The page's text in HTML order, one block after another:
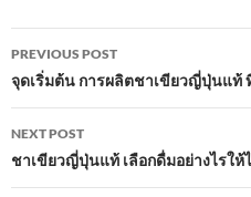
o
o
k
A
p
p
Post
navigation
PREVIOUS POST
จุดเริ่มต้น การผลิตชาเขียวญี่ปุ่นแท้
NEXT POST
ชาเขียวญี่ปุ่นแท้ เลือกดื่มอย่างไรใ